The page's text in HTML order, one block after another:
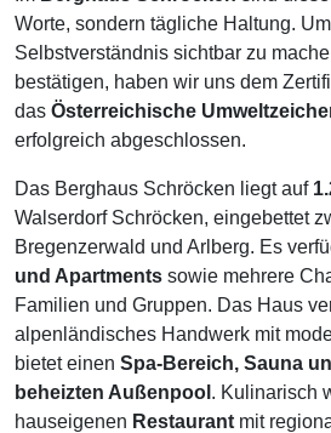
Worte, sondern tägliche Haltung.
Selbstverständnis sichtbar zu
bestätigen, haben wir uns dem
das Österreichische
erfolgreich abgeschlossen.
Das Berghaus Schröcken liegt auf
Walserdorf Schröcken, eingebettet
Bregenzerwald und Arlberg. Es
und Apartments sowie mehrere
Familien und Gruppen. Das Haus
alpenländisches Handwerk mit
bietet einen Spa-Bereich, Sauna
beheizten Außenpool . Kulinarisch
hauseigenen Restaurant mit